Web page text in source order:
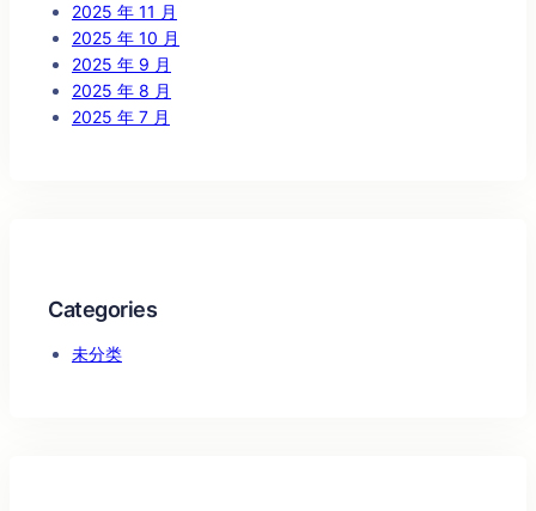
2025 年 11 月
2025 年 10 月
2025 年 9 月
2025 年 8 月
2025 年 7 月
Categories
未分类